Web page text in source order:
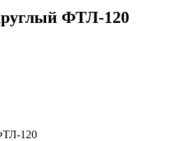
ФТЛ-120
120